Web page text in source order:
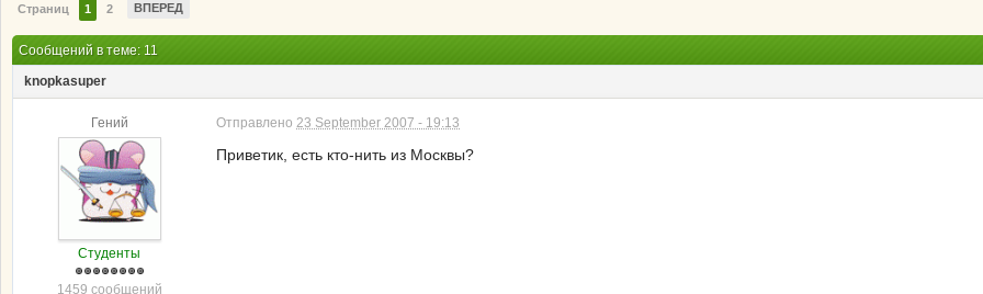
Страниц 1 2 ВПЕРЕД
Сообщений в теме: 11
knopkasuper
Гений
Студенты
1459 сообщений
Отправлено 23 September 2007 - 19:13
Приветик, есть кто-нить из Москвы?